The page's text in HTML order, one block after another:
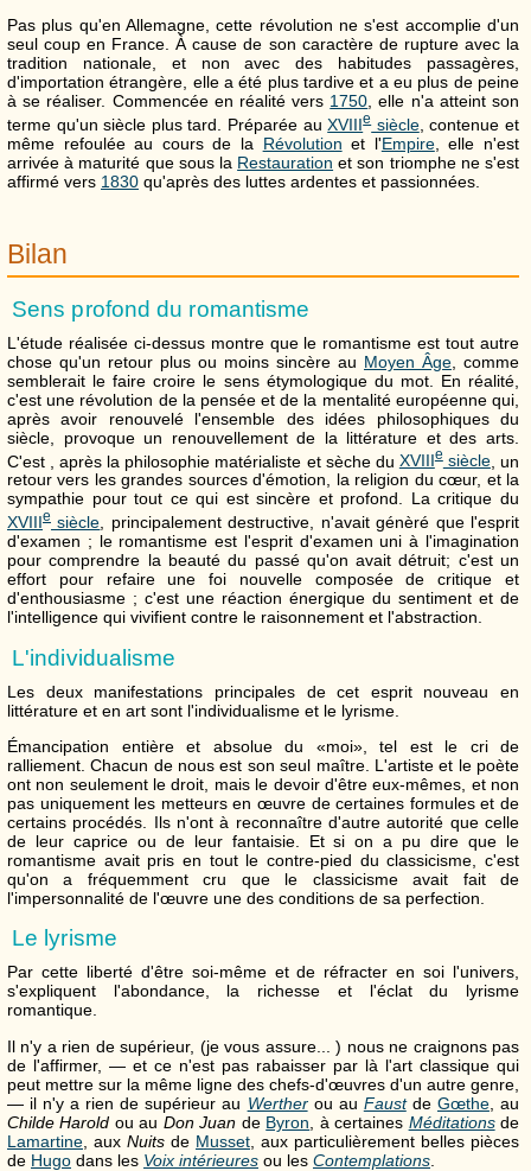
Pas plus qu'en Allemagne, cette révolution ne s'est accomplie d'un
seul coup en France. À cause de son caractère de rupture avec la
tradition nationale, et non avec des habitudes passagères,
d'importation étrangère, elle a été plus tardive et a eu plus de peine
à se réaliser. Commencée en réalité vers 1750 , elle n'a atteint son
terme qu'un siècle plus tard. Préparée auXVIIIesiècle, contenue et
même refoulée au cours de la Révolution et l'Empire, elle n'est
arrivée à maturité que sous la Restauration et son triomphe ne s'est
affirmé vers 1830 qu'après des luttes ardentes et passionnées.
Bilan
Sens profond du romantisme
L'étude réalisée ci-dessus montre que le romantisme est tout autre
chose qu'un retour plus ou moins sincère au Moyen Âge , comme
semblerait le faire croire le sens étymologique du mot. En réalité,
c'est une révolution de la pensée et de la mentalité européenne qui,
après avoir renouvelé l'ensemble des idées philosophiques du
siècle, provoque un renouvellement de la littérature et des arts.
C'est , après la philosophie matérialiste et sèche du XVIIIesiècle, un
retour vers les grandes sources d'émotion, la religion du cœur, et la
sympathie pour tout ce qui est sincère et profond. La critique du
XVIIIe siècle, principalement destructive, n'avait génèré que l'esprit
d'examen ; le romantisme est l'esprit d'examen uni à l'imagination
pour comprendre la beauté du passé qu'on avait détruit; c'est un
effort pour refaire une foi nouvelle composée de critique et
d'enthousiasme ; c'est une réaction énergique du sentiment et de
l'intelligence qui vivifient contre le raisonnement et l'abstraction.
L'individualisme
Les deux manifestations principales de cet esprit nouveau en
littérature et en art sont l'individualisme et le lyrisme.
Émancipation entière et absolue du «moi», tel est le cri de
ralliement. Chacun de nous est son seul maître. L'artiste et le poète
ont non seulement le droit, mais le devoir d'être eux-mêmes, et non
pas uniquement les metteurs en œuvre de certaines formules et de
certains procédés. Ils n'ont à reconnaître d'autre autorité que celle
de leur caprice ou de leur fantaisie. Et si on a pu dire que le
romantisme avait pris en tout le contre-pied du classicisme, c'est
qu'on a fréquemment cru que le classicisme avait fait de
l'impersonnalité de l'œuvre une des conditions de sa perfection.
Le lyrisme
Par cette liberté d'être soi-même et de réfracter en soi l'univers,
s'expliquent l'abondance, la richesse et l'éclat du lyrisme
romantique.
Il n'y a rien de supérieur, (je vous assure... ) nous ne craignons pas
de l'affirmer, — et ce n'est pas rabaisser par là l'art classique qui
peut mettre sur la même ligne des chefs-d'œuvres d'un autre genre,
— il n'y a rien de supérieur au Wertherou au Faustde Gœthe, au
Childe Harold ou au Don Juan de Byron , à certaines Méditationsde
Lamartine , aux Nuits de Musset , aux particulièrement belles pièces
de Hugo dans les Voix intérieures ou les Contemplations